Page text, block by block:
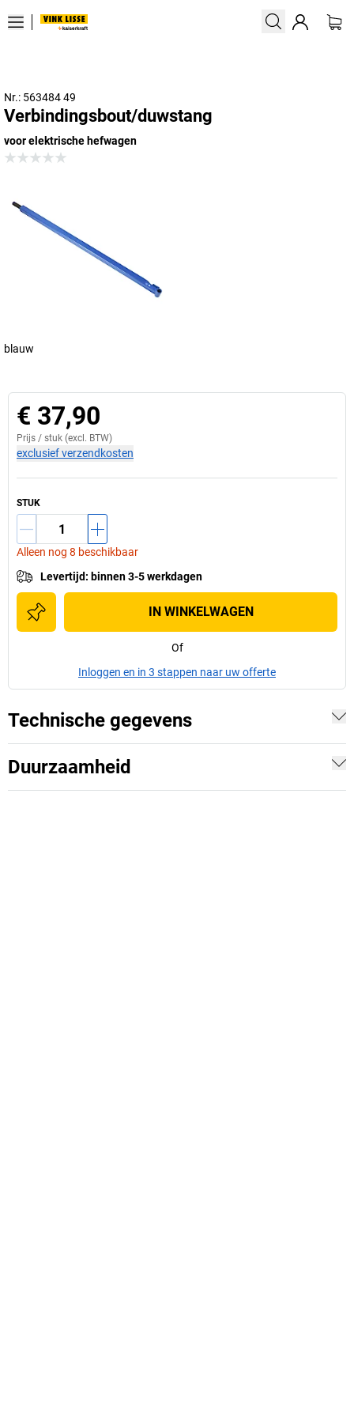
Nr.: 563484 49
Verbindingsbout/duwstang
voor elektrische hefwagen
blauw
€ 37,90
Prijs / stuk (excl. BTW)
exclusief verzendkosten
STUK
Alleen nog 8 beschikbaar
Levertijd: binnen 3-5 werkdagen
IN WINKELWAGEN
Of
Inloggen en in 3 stappen naar uw offerte
Technische gegevens
Duurzaamheid